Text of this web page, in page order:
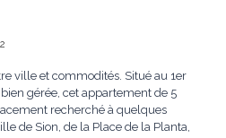
2
ville et commodités. Situé au 1er
gérée, cet appartement de 5
recherché à quelques
de Sion, de la Place de la Planta,